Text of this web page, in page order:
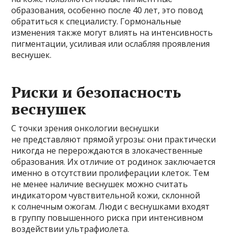
образования, особенно после 40 лет, это повод
обратиться к специалисту. Гормональные
изменения также могут влиять на интенсивность
пигментации, усиливая или ослабляя проявления
веснушек.
Риски и безопасность
веснушек
С точки зрения онкологии веснушки
не представляют прямой угрозы: они практически
никогда не перерождаются в злокачественные
образования. Их отличие от родинок заключается
именно в отсутствии пролиферации клеток. Тем
не менее наличие веснушек можно считать
индикатором чувствительной кожи, склонной
к солнечным ожогам. Люди с веснушками входят
в группу повышенного риска при интенсивном
воздействии ультрафиолета.